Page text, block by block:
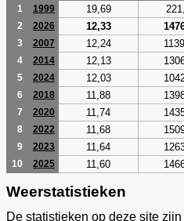
1
1999 19,69
2 2026 12,33
3 2007 12,24
4 2014 12,13
5 2024 12,03
6 2018 11,88
7 2020 11,74
8 2022 11,68
9 2023 11,64
10 2025 11,60
Weerstatistieken
De statistieken op deze site